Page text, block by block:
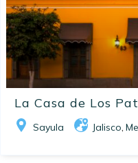
La Casa de Los
Sayula Jalisco,